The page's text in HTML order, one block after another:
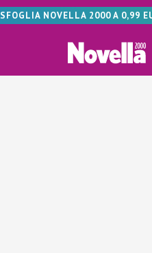
SFOGLIA NOVELLA 2000 A 0,99